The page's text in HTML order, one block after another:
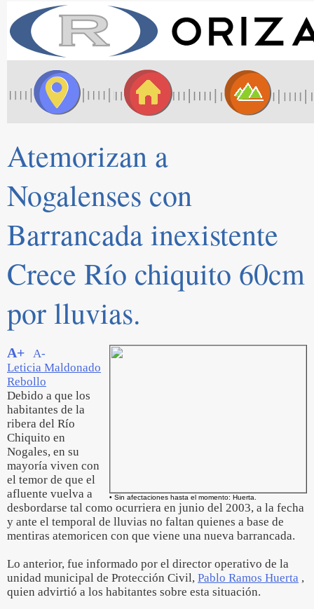
Atemorizan a
Nogalenses con
Barrancada inexistente
Crece Río chiquito 60cm
por lluvias.
• Sin afectaciones hasta el momento: Huerta.
A+
A-
Leticia Maldonado
Rebollo
Debido a que los
habitantes de la
ribera del Río
Chiquito en
Nogales, en su
mayoría viven con
el temor de que el
afluente vuelva a
desbordarse tal como ocurriera en junio del 2003, a la fecha
y ante el temporal de lluvias no faltan quienes a base de
mentiras atemoricen con que viene una nueva barrancada.
Lo anterior, fue informado por el director operativo de la
unidad municipal de Protección Civil, Pablo Ramos Huerta ,
quien advirtió a los habitantes sobre esta situación.